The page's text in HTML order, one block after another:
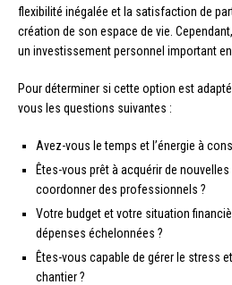
flexibilité inégalée et la satisfaction de
création de son espace de vie.
un investissement personnel important
Pour déterminer si cette option est
vous les questions suivantes :
Avez-vous le temps et l’énergie à
Êtes-vous prêt à acquérir de
coordonner des professionnels ?
Votre budget et votre situation
dépenses échelonnées ?
Êtes-vous capable de gérer le stress
chantier ?